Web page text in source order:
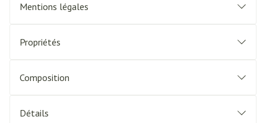
Mentions légales
Propriétés
Composition
Détails